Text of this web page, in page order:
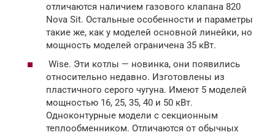
отличаются наличием газового клапана 820
Nova Sit. Остальные особенности и параметры
такие же, как у моделей основной линейки, но
мощность моделей ограничена 35 кВт.
Wise. Эти котлы — новинка, они появились
относительно недавно. Изготовлены из
пластичного серого чугуна. Имеют 5 моделей
мощностью 16, 25, 35, 40 и 50 кВт.
Одноконтурные модели с секционным
теплообменником. Отличаются от обычных